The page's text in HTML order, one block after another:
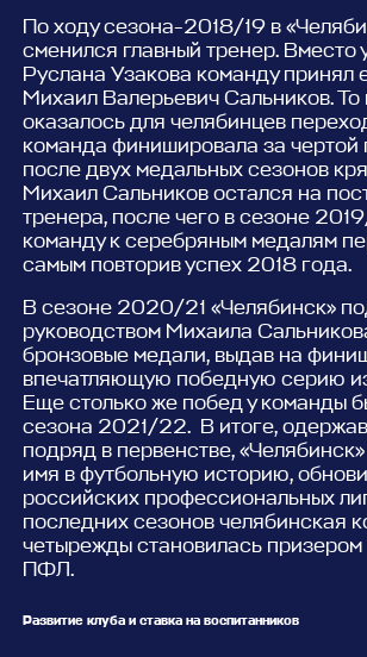
По ходу сезона-2018/19 в
сменился главный тренер.
Руслана Узакова команду принял
Михаил Валерьевич Сальников. То
оказалось для челябинцев
команда финишировала за чертой
после двух медальных сезонов
Михаил Сальников остался на
тренера, после чего в сезоне
команду к серебряным медалям
самым повторив успех 2018 года.
В сезоне 2020/21 «Челябинск»
руководством Михаила
бронзовые медали, выдав на
впечатляющую победную серию
Еще столько же побед у команды
сезона 2021/22. В итоге,
подряд в первенстве,
имя в футбольную историю,
российских профессиональных
последних сезонов челябинская
четырежды становилась призером
ПФЛ.
Развитие клуба и ставка на воспитанников